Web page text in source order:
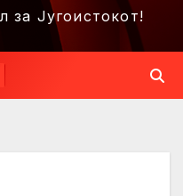
за Југоистокот!